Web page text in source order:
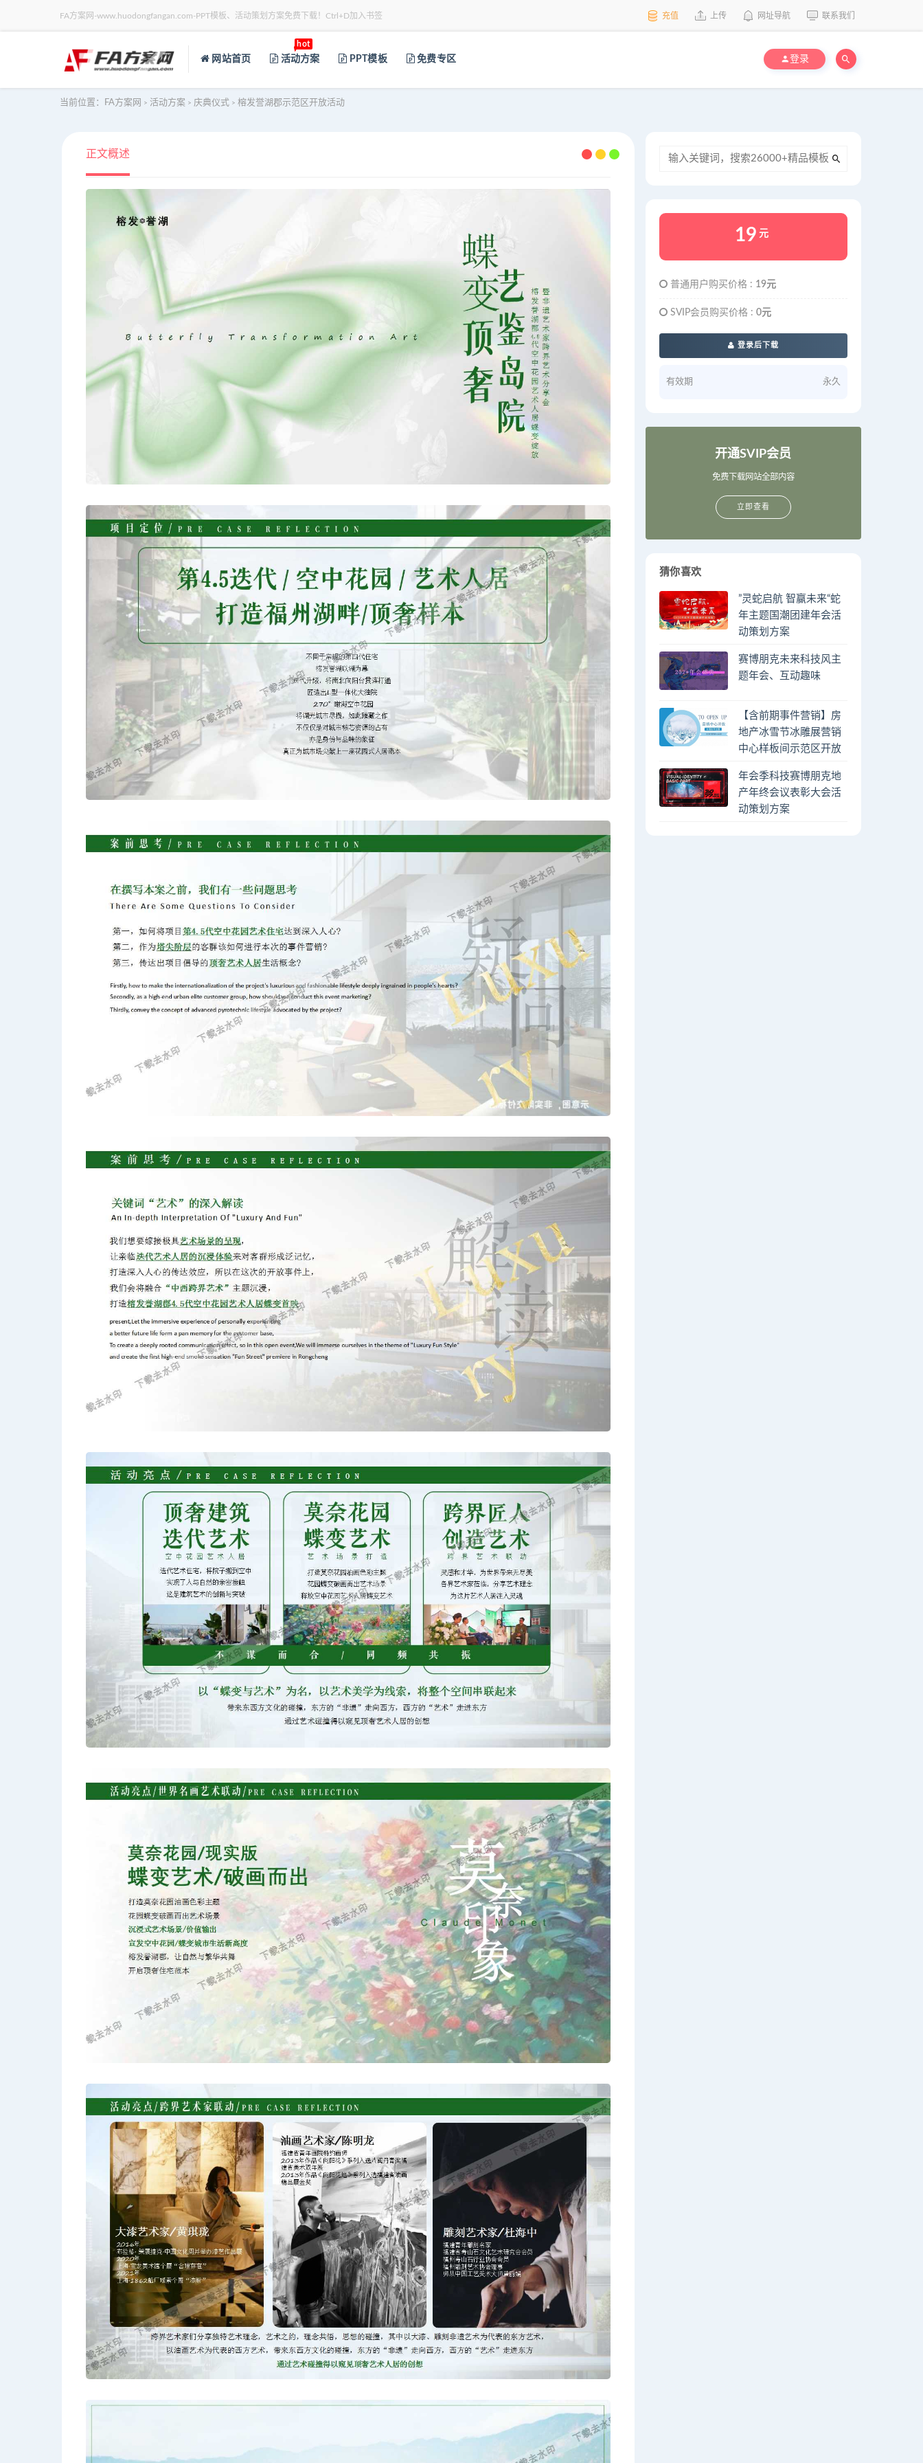
FA方案网-www.huodongfangan.com-PPT模板、活动策划方案免费下载！Ctrl+D加入书签 充值 上传 网址导航 联系我们
网站首页 活动方案
hot
PPT模板 免费专区 登录
当前位置： FA方案网 > 活动方案 > 庆典仪式 > 榕发誉湖郡示范区开放活动
正文概述
19 元
普通用户购买价格 : 19元
SVIP会员购买价格 : 0元
登录后下载
有效期 永久
开通SVIP会员
免费下载网站全部内容
立即查看
猜你喜欢
”灵蛇启航 智赢未来“蛇
年主题国潮团建年会活
动策划方案
赛博朋克未来科技风主
题年会、互动趣味
【含前期事件营销】房
地产冰雪节冰雕展营销
中心样板间示范区开放
年会季科技赛博朋克地
产年终会议表彰大会活
动策划方案